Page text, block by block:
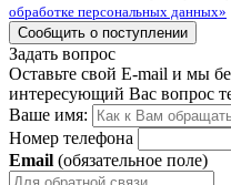
обработке персональных данных»
Задать вопрос
Оставьте свой E-mail и мы
интересующий Вас вопрос
Ваше имя:
Номер телефона
Email (обязательное поле)